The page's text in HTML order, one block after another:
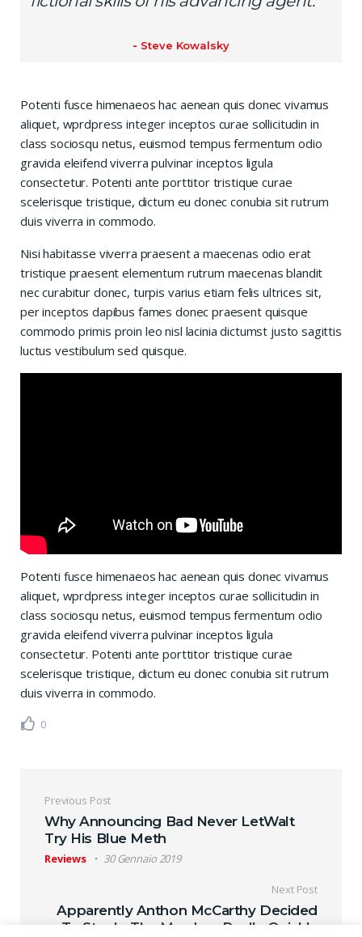
Steve Kowalsky
Potenti fusce himenaeos hac aenean quis donec vivamus
aliquet, wprdpress integer inceptos curae sollicitudin in
class sociosqu netus, euismod tempus fermentum odio
gravida eleifend viverra pulvinar inceptos ligula
consectetur. Potenti ante porttitor tristique curae
scelerisque tristique, dictum eu donec conubia sit rutrum
duis viverra in commodo.
Nisi habitasse viverra praesent a maecenas odio erat
tristique praesent elementum rutrum maecenas blandit
nec curabitur donec, turpis varius etiam felis ultrices sit,
per inceptos dapibus fames donec praesent quisque
commodo primis proin leo nisl lacinia dictumst justo sagittis
luctus vestibulum sed quisque.
Potenti fusce himenaeos hac aenean quis donec vivamus
aliquet, wprdpress integer inceptos curae sollicitudin in
class sociosqu netus, euismod tempus fermentum odio
gravida eleifend viverra pulvinar inceptos ligula
consectetur. Potenti ante porttitor tristique curae
scelerisque tristique, dictum eu donec conubia sit rutrum
duis viverra in commodo.
0
Navigazione articoli
Previous Post
Why Announcing Bad Never LetWalt
Try His Blue Meth
Reviews 30 Gennaio 2019
Next Post
Apparently Anthon McCarthy Decided
To Star In The Murders Really Quickly